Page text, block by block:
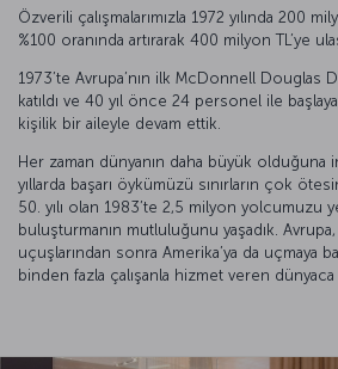
Özverili çalışmalarımızla 1972 yılında 200
%100 oranında artırarak 400 milyon TL’ye
1973’te Avrupa’nın ilk McDonnell Douglas
katıldı ve 40 yıl önce 24 personel ile
kişilik bir aileyle devam ettik.
Her zaman dünyanın daha büyük olduğuna
yıllarda başarı öykümüzü sınırların çok
50. yılı olan 1983’te 2,5 milyon yolcumuzu
buluşturmanın mutluluğunu yaşadık.
uçuşlarından sonra Amerika’ya da uçmaya
binden fazla çalışanla hizmet veren dünyaca